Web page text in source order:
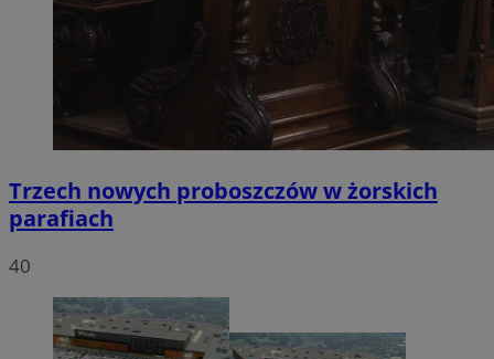
Trzech nowych proboszczów w żorskich
parafiach
40